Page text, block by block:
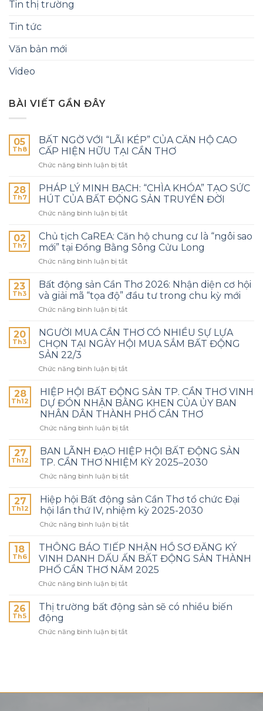
Tin thị trường
Tin tức
Văn bản mới
Video
BÀI VIẾT GẦN ĐÂY
05
Th8
BẤT NGỜ VỚI “LÃI KÉP” CỦA CĂN HỘ CAO
CẤP HIỆN HỮU TẠI CẦN THƠ
Chức năng bình luận bị tắt
28
Th7
PHÁP LÝ MINH BẠCH: “CHÌA KHÓA” TẠO SỨC
HÚT CỦA BẤT ĐỘNG SẢN TRUYỀN ĐỜI
Chức năng bình luận bị tắt
02
Th7
Chủ tịch CaREA: Căn hộ chung cư là “ngôi sao
mới” tại Đồng Bằng Sông Cửu Long
Chức năng bình luận bị tắt
23
Th3
Bất động sản Cần Thơ 2026: Nhận diện cơ hội
và giải mã “tọa độ” đầu tư trong chu kỳ mới
Chức năng bình luận bị tắt
20
Th3
NGƯỜI MUA CẦN THƠ CÓ NHIỀU SỰ LỰA
CHỌN TẠI NGÀY HỘI MUA SẮM BẤT ĐỘNG
SẢN 22/3
Chức năng bình luận bị tắt
28
Th12
HIỆP HỘI BẤT ĐỘNG SẢN TP. CẦN THƠ VINH
DỰ ĐÓN NHẬN BẰNG KHEN CỦA ỦY BAN
NHÂN DÂN THÀNH PHỐ CẦN THƠ
Chức năng bình luận bị tắt
27
Th12
BAN LÃNH ĐẠO HIỆP HỘI BẤT ĐỘNG SẢN
TP. CẦN THƠ NHIỆM KỲ 2025–2030
Chức năng bình luận bị tắt
27
Th12
Hiệp hội Bất động sản Cần Thơ tổ chức Đại
hội lần thứ IV, nhiệm kỳ 2025-2030
Chức năng bình luận bị tắt
18
Th6
THÔNG BÁO TIẾP NHẬN HỒ SƠ ĐĂNG KÝ
VINH DANH DẤU ẤN BẤT ĐỘNG SẢN THÀNH
PHỐ CẦN THƠ NĂM 2025
Chức năng bình luận bị tắt
26
Th5
Thị trường bất động sản sẽ có nhiều biến
động
Chức năng bình luận bị tắt